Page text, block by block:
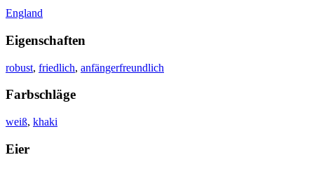
England
Eigenschaften
robust, friedlich, anfängerfreundlich
Farbschläge
weiß, khaki
Eier